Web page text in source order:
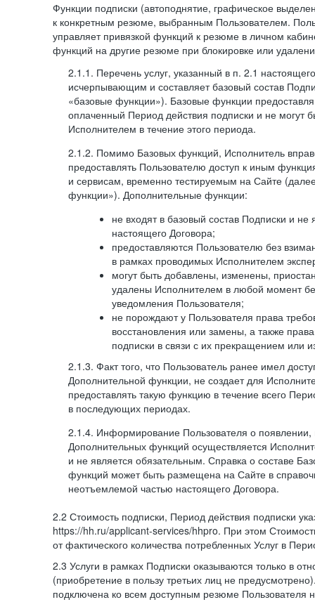
Функции подписки (автоподнятие, графическое
к конкретным резюме, выбранным Пользователем.
управляет привязкой функций к резюме в личном
функций на другие резюме при блокировке или
2.1.1. Перечень услуг, указанный в п. 2.1
исчерпывающим и составляет базовый состав
«базовые функции»). Базовые функции
оплаченный Период действия подписки и не могут
Исполнителем в течение этого периода.
2.1.2. Помимо Базовых функций, Исполнитель
предоставлять Пользователю доступ к иным
и сервисам, временно тестируемым на Сайте
функции»). Дополнительные функции:
не входят в базовый состав Подписки и
настоящего Договора;
предоставляются Пользователю без
в рамках проводимых Исполнителем
могут быть добавлены, изменены,
удалены Исполнителем в любой момент
уведомления Пользователя;
не порождают у Пользователя права
восстановления или замены, а также
подписки в связи с их прекращением или
2.1.3. Факт того, что Пользователь ранее имел
Дополнительной функции, не создает для
предоставлять такую функцию в течение всего
в последующих периодах.
2.1.4. Информирование Пользователя о
Дополнительных функций осуществляется
и не является обязательным. Справка о составе
функций может быть размещена на Сайте в
неотъемлемой частью настоящего Договора.
2.2 Стоимость подписки, Период действия подписки
https://hh.ru/applicant-services/hhpro. При этом
от фактического количества потребленных Услуг в
2.3 Услуги в рамках Подписки оказываются только в
(приобретение в пользу третьих лиц не
подключена ко всем доступным резюме Пользователя